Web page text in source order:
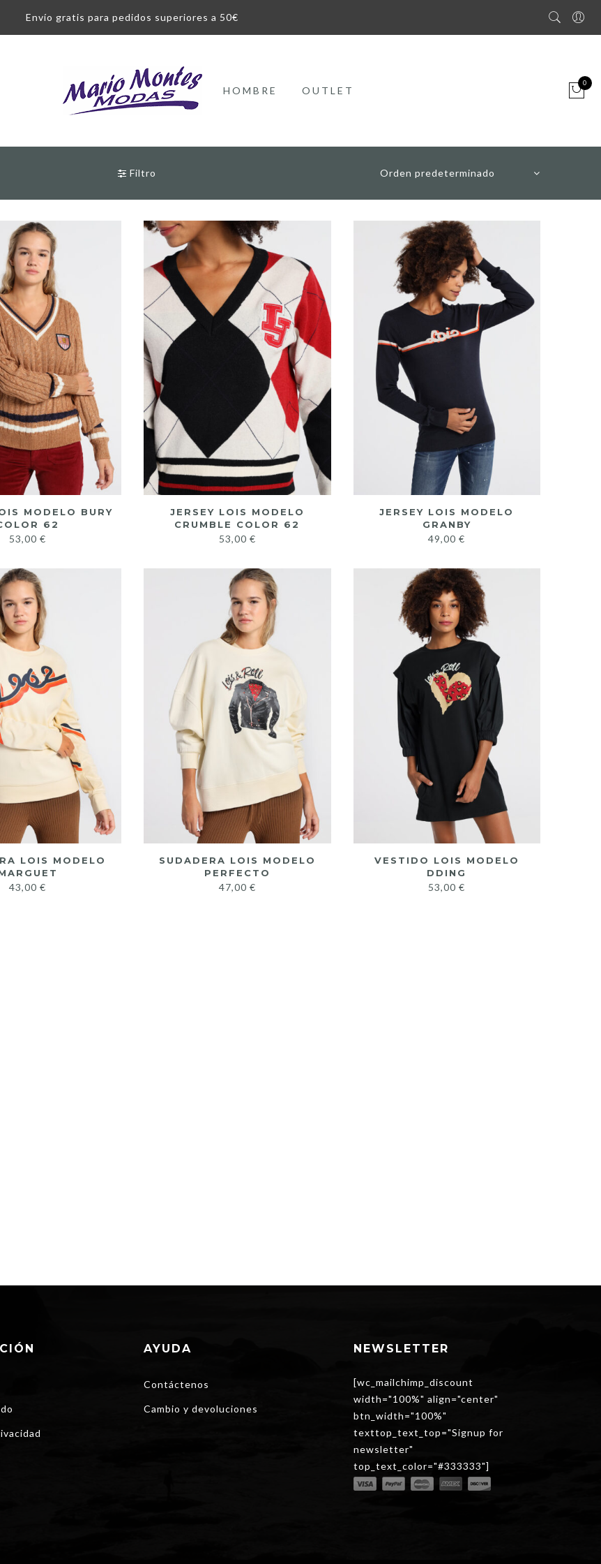
Envío gratis para pedidos superiores a 50€
HOMBRE OUTLET
0
Filtro
MODELO BURY
62
53,00€
JERSEY LOIS MODELO
CRUMBLE COLOR 62
53,00 €
JERSEY LOIS MODELO
GRANBY
49,00€
LOIS MODELO
43,00€
SUDADERA LOIS MODELO
PERFECTO
47,00 €
VESTIDO LOIS MODELO
DDING
53,00€
AYUDA
Contáctenos
Cambio y devoluciones
NEWSLETTER
[wc_mailchimp_discount
width="100%" align="center"
btn_width="100%"
texttop_text_top="Signup for
newsletter"
top_text_color="#333333"]